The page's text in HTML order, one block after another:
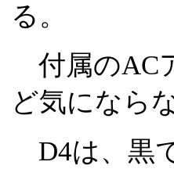
る。
付属のAC
ど気になら
D4は、黒